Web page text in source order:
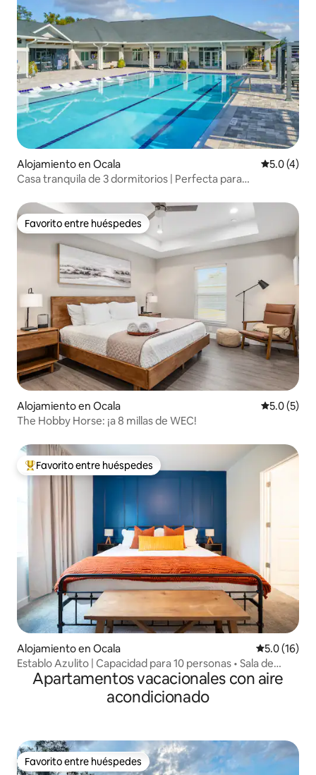
Alojamiento en Ocala
5.0 (4)
Casa tranquila de 3 dormitorios | Perfecta para
Favorito entre huéspedes
Favorito entre huéspedes
Alojamiento en Ocala
5.0 (5)
The Hobby Horse: ¡a 8 millas de WEC!
Favorito entre huéspedes preferido
Favorito entre huéspedes
Alojamiento en Ocala Calificación
5.0 (16)
Establo Azulito | Capacidad para 10 personas • Sala de
juegos
Apartamentos vacacionales con aire
acondicionado
Favorito entre huéspedes
Favorito entre huéspedes